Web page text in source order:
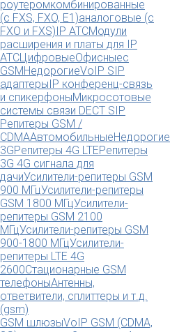
роутеромкомбинированные
(c FXS, FXO, E1)аналоговые (с
FXO и FXS)IP АТСМодули
расширения и платы для IP
АТСЦифровыеОфисныес
GSMНедорогиеVoIP SIP
адаптерыIP конференц-связь
и спикерфоныМикросотовые
системы связи DECT SIP
Репитеры GSM /
CDMAАвтомобильныеНедорогие
3GРепитеры 4G LTEРепитеры
3G 4G сигнала для
дачиУсилители-репитеры GSM
900 МГцУсилители-репитеры
GSM 1800 МГцУсилители-
репитеры GSM 2100
МГцУсилители-репитеры GSM
900-1800 МГцУсилители-
репитеры LTE 4G
2600Стационарные GSM
телефоныАнтенны,
ответвители, сплиттеры и т.д.
(gsm)
GSM шлюзыVoIP GSM (CDMA,